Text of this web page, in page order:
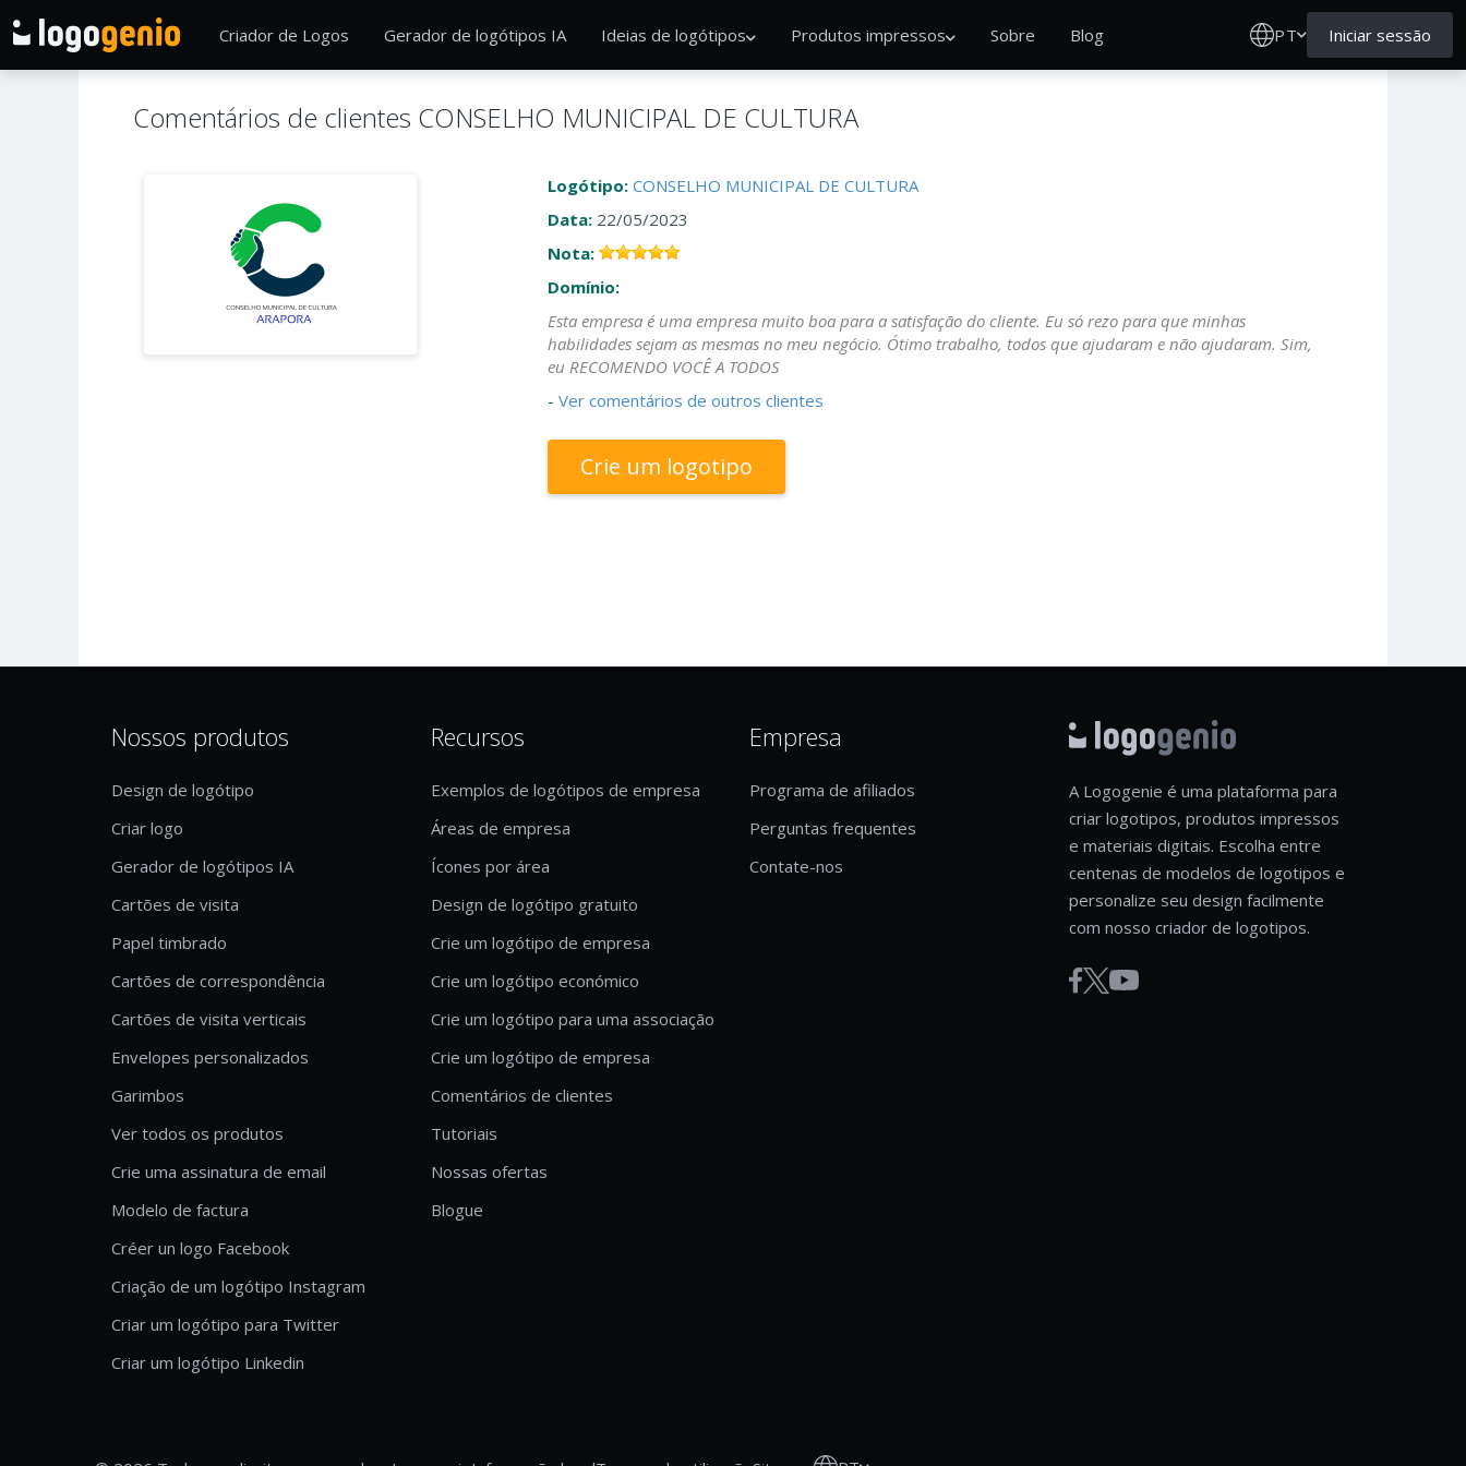
Criador de Logos Gerador de logótipos IA Ideias de logótipos Produtos impressos Sobre Blog PT Iniciar sessão
Comentários de clientes CONSELHO MUNICIPAL DE CULTURA
Logótipo: CONSELHO MUNICIPAL DE CULTURA
Data: 22/05/2023
Nota:
Domínio:
Esta empresa é uma empresa muito boa para a satisfação do cliente. Eu só rezo para que minhas
habilidades sejam as mesmas no meu negócio. Ótimo trabalho, todos que ajudaram e não ajudaram. Sim,
eu RECOMENDO VOCÊ A TODOS
- Ver comentários de outros clientes
Crie um logotipo
Nossos produtos
Design de logótipo
Criar logo
Gerador de logótipos IA
Cartões de visita
Papel timbrado
Cartões de correspondência
Cartões de visita verticais
Envelopes personalizados
Garimbos
Ver todos os produtos
Crie uma assinatura de email
Modelo de factura
Créer un logo Facebook
Criação de um logótipo Instagram
Criar um logótipo para Twitter
Criar um logótipo Linkedin
Recursos
Exemplos de logótipos de empresa
Áreas de empresa
Ícones por área
Design de logótipo gratuito
Crie um logótipo de empresa
Crie um logótipo económico
Crie um logótipo para uma associação
Crie um logótipo de empresa
Comentários de clientes
Tutoriais
Nossas ofertas
Blogue
Empresa
Programa de afiliados
Perguntas frequentes
Contate-nos
A Logogenie é uma plataforma para
criar logotipos, produtos impressos
e materiais digitais. Escolha entre
centenas de modelos de logotipos e
personalize seu design facilmente
com nosso criador de logotipos.